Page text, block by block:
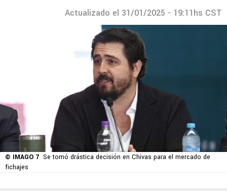
Actualizado el 31/01/2025 - 19:11hs CST
© IMAGO 7 Se tomó drástica decisión en Chivas para el mercado de
fichajes